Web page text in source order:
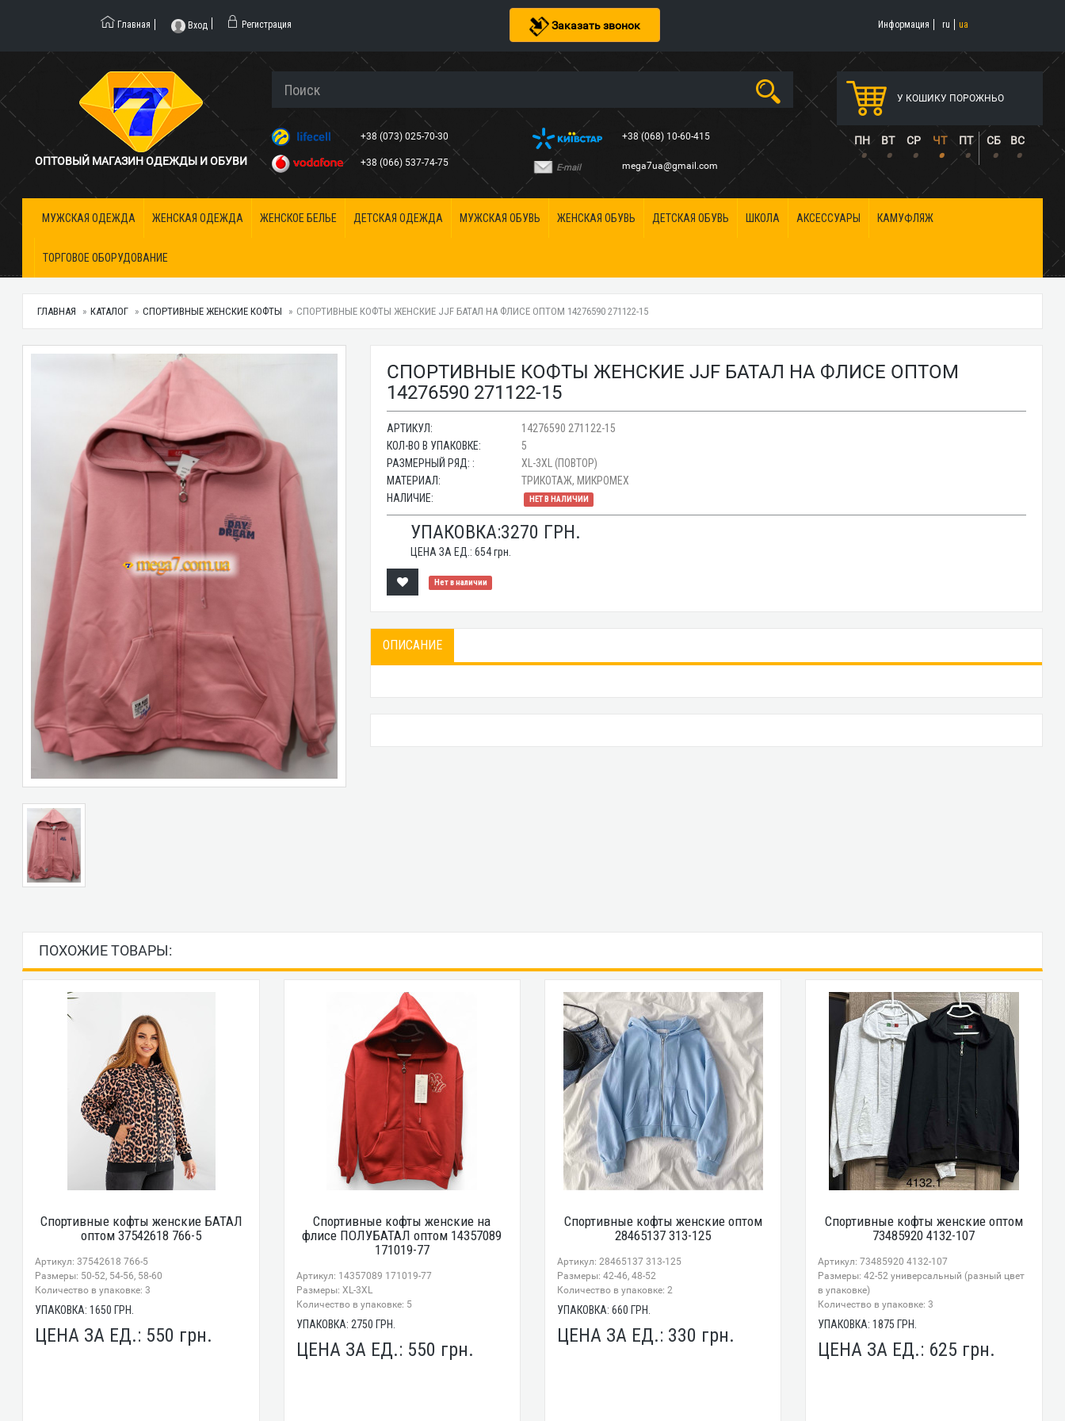
Заказать звонок
Главная Вход Регистрация Информация ru ua
ОПТОВЫЙ МАГАЗИН ОДЕЖДЫ И ОБУВИ
+38 (073) 025-70-30
+38 (066) 537-74-75
+38 (068) 10-60-415
E-mail mega7ua@gmail.com
У КОШИКУ ПОРОЖНЬО
ПН ВТ СР ЧТ ПТ СБ ВС
• • • • • • •
МУЖСКАЯ ОДЕЖДА ЖЕНСКАЯ ОДЕЖДА ЖЕНСКОЕ БЕЛЬЕ ДЕТСКАЯ ОДЕЖДА МУЖСКАЯ ОБУВЬ ЖЕНСКАЯ ОБУВЬ ДЕТСКАЯ ОБУВЬ ШКОЛА АКСЕССУАРЫ КАМУФЛЯЖ
ТОРГОВОЕ ОБОРУДОВАНИЕ
ГЛАВНАЯ КАТАЛОГ СПОРТИВНЫЕ ЖЕНСКИЕ КОФТЫ СПОРТИВНЫЕ КОФТЫ ЖЕНСКИЕ JJF БАТАЛ НА ФЛИСЕ ОПТОМ 14276590 271122-15
СПОРТИВНЫЕ КОФТЫ ЖЕНСКИЕ JJF БАТАЛ НА ФЛИСЕ ОПТОМ
14276590 271122-15
АРТИКУЛ:
14276590 271122-15
КОЛ-ВО В УПАКОВКЕ:
5
РАЗМЕРНЫЙ РЯД: :
XL-3XL (ПОВТОР)
МАТЕРИАЛ:
ТРИКОТАЖ, МИКРОМЕХ
НАЛИЧИЕ:
НЕТ В НАЛИЧИИ
УПАКОВКА:3270 ГРН.
ЦЕНА ЗА ЕД.:654грн.
Нет в наличии
ОПИСАНИЕ
ПОХОЖИЕ ТОВАРЫ:
Спортивные кофты женские БАТАЛ
оптом 37542618 766-5
Артикул: 37542618 766-5
Размеры: 50-52, 54-56, 58-60
Количество в упаковке: 3
УПАКОВКА:1650 ГРН.
ЦЕНА ЗА ЕД.: 550 грн.
Спортивные кофты женские на
флисе ПОЛУБАТАЛ оптом 14357089
171019-77
Артикул: 14357089 171019-77
Размеры: XL-3XL
Количество в упаковке: 5
УПАКОВКА: 2750 ГРН.
ЦЕНА ЗА ЕД.: 550 грн.
Спортивные кофты женские оптом
28465137 313-125
Артикул: 28465137 313-125
Размеры: 42-46, 48-52
Количество в упаковке: 2
УПАКОВКА: 660 ГРН.
ЦЕНА ЗА ЕД.: 330 грн.
Спортивные кофты женские оптом
73485920 4132-107
Артикул: 73485920 4132-107
Размеры: 42-52 универсальный (разный цвет
в упаковке)
Количество в упаковке: 3
УПАКОВКА:1875 ГРН.
ЦЕНА ЗА ЕД.: 625 грн.